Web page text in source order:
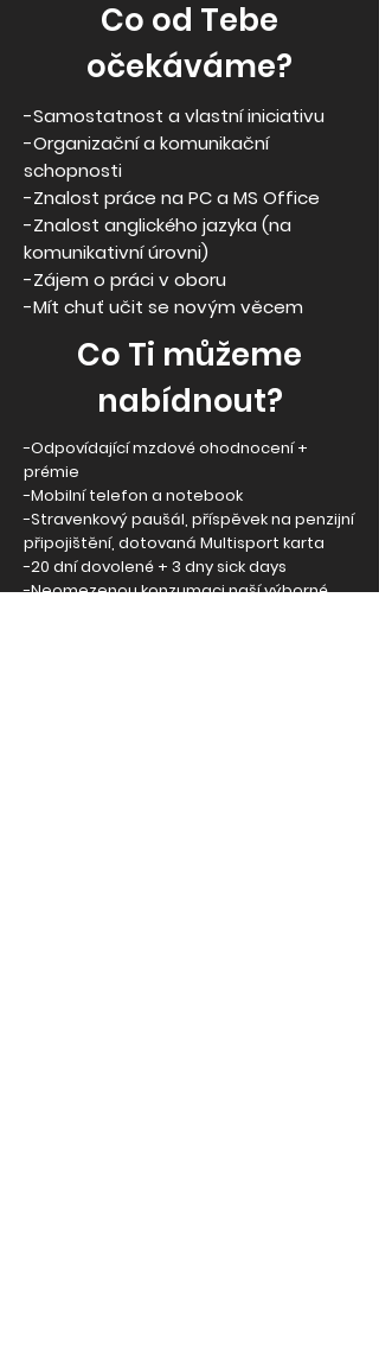
Co od Tebe
očekáváme?
-Samostatnost a vlastní iniciativu
-Organizační a komunikační
schopnosti
-Znalost práce na PC a MS Office
-Znalost anglického jazyka (na
komunikativní úrovni)
-Zájem o práci v oboru
-Mít chuť učit se novým věcem
Co Ti můžeme
nabídnout?
-Odpovídající mzdové ohodnocení +
prémie
-Mobilní telefon a notebook
-Stravenkový paušál, příspěvek na penzijní
připojištění, dotovaná Multisport karta
-20 dní dovolené + 3 dny sick days
-Neomezenou konzumaci naší výborné